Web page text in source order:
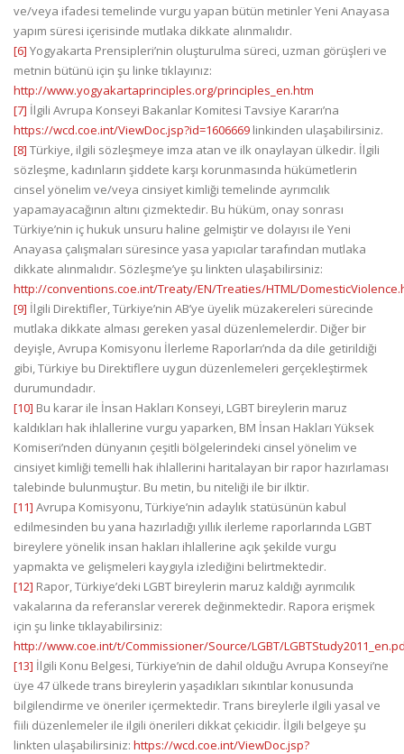
ve/veya ifadesi temelinde vurgu yapan bütün metinler Yeni Anayasa
yapım süresi içerisinde mutlaka dikkate alınmalıdır.
[6] Yogyakarta Prensipleri’nin oluşturulma süreci, uzman görüşleri ve
metnin bütünü için şu linke tıklayınız:
http://www.yogyakartaprinciples.org/principles_en.htm
[7] İlgili Avrupa Konseyi Bakanlar Komitesi Tavsiye Kararı’na
https://wcd.coe.int/ViewDoc.jsp?id=1606669 linkinden ulaşabilirsiniz.
[8] Türkiye, ilgili sözleşmeye imza atan ve ilk onaylayan ülkedir. İlgili
sözleşme, kadınların şiddete karşı korunmasında hükümetlerin
cinsel yönelim ve/veya cinsiyet kimliği temelinde ayrımcılık
yapamayacağının altını çizmektedir. Bu hüküm, onay sonrası
Türkiye’nin iç hukuk unsuru haline gelmiştir ve dolayısı ile Yeni
Anayasa çalışmaları süresince yasa yapıcılar tarafından mutlaka
dikkate alınmalıdır. Sözleşme’ye şu linkten ulaşabilirsiniz:
http://conventions.coe.int/Treaty/EN/Treaties/HTML/
[9] İlgili Direktifler, Türkiye’nin AB’ye üyelik müzakereleri sürecinde
mutlaka dikkate alması gereken yasal düzenlemelerdir. Diğer bir
deyişle, Avrupa Komisyonu İlerleme Raporları’nda da dile getirildiği
gibi, Türkiye bu Direktiflere uygun düzenlemeleri gerçekleştirmek
durumundadır.
[10] Bu karar ile İnsan Hakları Konseyi, LGBT bireylerin maruz
kaldıkları hak ihlallerine vurgu yaparken, BM İnsan Hakları Yüksek
Komiseri’nden dünyanın çeşitli bölgelerindeki cinsel yönelim ve
cinsiyet kimliği temelli hak ihlallerini haritalayan bir rapor hazırlaması
talebinde bulunmuştur. Bu metin, bu niteliği ile bir ilktir.
[11] Avrupa Komisyonu, Türkiye’nin adaylık statüsünün kabul
edilmesinden bu yana hazırladığı yıllık ilerleme raporlarında LGBT
bireylere yönelik insan hakları ihlallerine açık şekilde vurgu
yapmakta ve gelişmeleri kaygıyla izlediğini belirtmektedir.
[12] Rapor, Türkiye’deki LGBT bireylerin maruz kaldığı ayrımcılık
vakalarına da referanslar vererek değinmektedir. Rapora erişmek
için şu linke tıklayabilirsiniz:
http://www.coe.int/t/Commissioner/Source/LGBT/
[13] İlgili Konu Belgesi, Türkiye’nin de dahil olduğu Avrupa Konseyi’ne
üye 47 ülkede trans bireylerin yaşadıkları sıkıntılar konusunda
bilgilendirme ve öneriler içermektedir. Trans bireylerle ilgili yasal ve
fiili düzenlemeler ile ilgili önerileri dikkat çekicidir. İlgili belgeye şu
linkten ulaşabilirsiniz: https://wcd.coe.int/ViewDoc.jsp?